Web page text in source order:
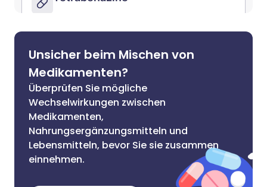
Unsicher beim Mischen von
Medikamenten?
Überprüfen Sie mögliche
Wechselwirkungen zwischen
Medikamenten,
Nahrungsergänzungsmitteln und
Lebensmitteln, bevor Sie sie zusammen
einnehmen.